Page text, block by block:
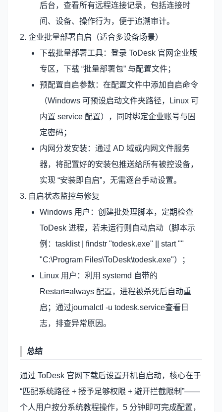
后台，查看所有远程连接记录，包括连接时
间、设备、操作行为，便于追溯审计。
2. 企业批量部署自启（适合多设备场景）
下载批量部署工具：登录 ToDesk 官网企业版
专区，下载 “批量部署包” 与配置文件；
预配置自启参数：在配置文件中添加自启命令
（Windows 可预设启动文件夹路径，Linux 可
内置 service 配置），同时绑定企业账号与固
定密码；
内网分发安装：通过 AD 域或内网文件服务
器，将配置好的安装包推送给所有被控设备，
实现 “安装即自启”，无需逐台手动设置。
3. 自启状态监控与修复
Windows 用户：创建批处理脚本，定期检查
ToDesk 进程，若未运行则自动启动（脚本示
例：tasklist | findstr "todesk.exe" || start ""
"C:\Program Files\ToDesk\todesk.exe"）；
Linux 用户：利用 systemd 自带的
Restart=always 配置，进程被杀死后自动重
启；通过journalctl -u todesk.service查看日
志，排查异常原因。
总结
通过 ToDesk 官网下载后设置开机自启动，核心在于
“匹配系统路径 + 授予足够权限 + 避开拦截限制”——
个人用户按分系统教程操作，5 分钟即可完成配置，